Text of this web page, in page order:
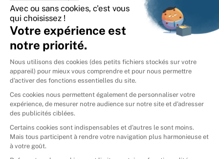
International
🇪🇸 Espagne
🇩🇪Allemagne
🇮🇹 Italie